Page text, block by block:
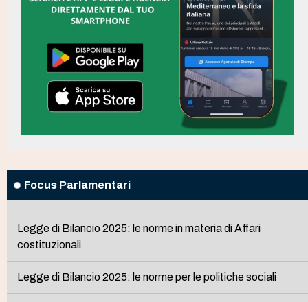
Focus Parlamentari
Legge di Bilancio 2025: le norme in materia di Affari
costituzionali
Legge di Bilancio 2025: le norme per le politiche sociali